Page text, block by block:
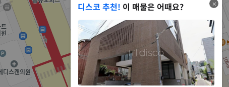
디스코 추천! 이 매물은 어때요?